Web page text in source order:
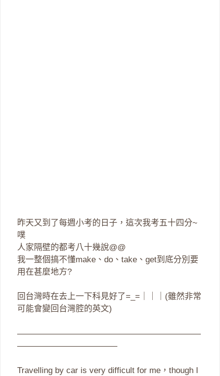
昨天又到了每週小考的日子，這次我考五十四分~
噗
人家隔壁的都考八十幾說@@
我一整個搞不懂make、do、take、get到底分別要
用在甚麼地方?
回台灣時在去上一下科見好了=_=｜｜｜(雖然非常
可能會變回台灣腔的英文)
——————————————————————
————————————
Travelling by car is very difficult for me，though I